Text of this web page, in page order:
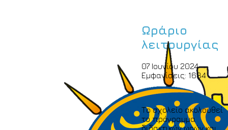
Ωράριο
λειτουργίας
07 Ιουνίου 2024
Εμφανίσεις: 1684
Το σχολείο ακολουθεί
το πρόγραμμα
διδακτικών ωρών και